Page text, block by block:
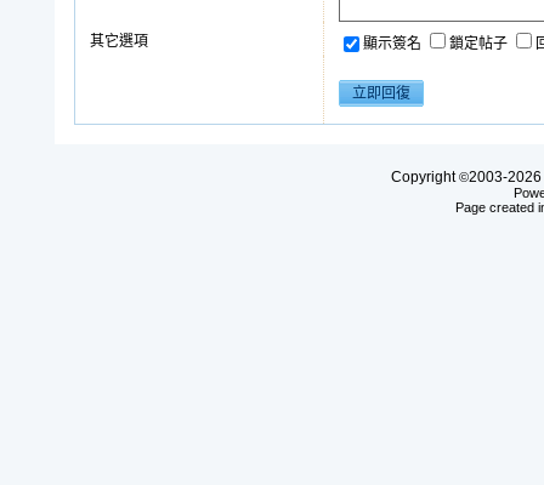
其它選項 顯示簽名 鎖定帖子
Copyright©2003-2026
Page created